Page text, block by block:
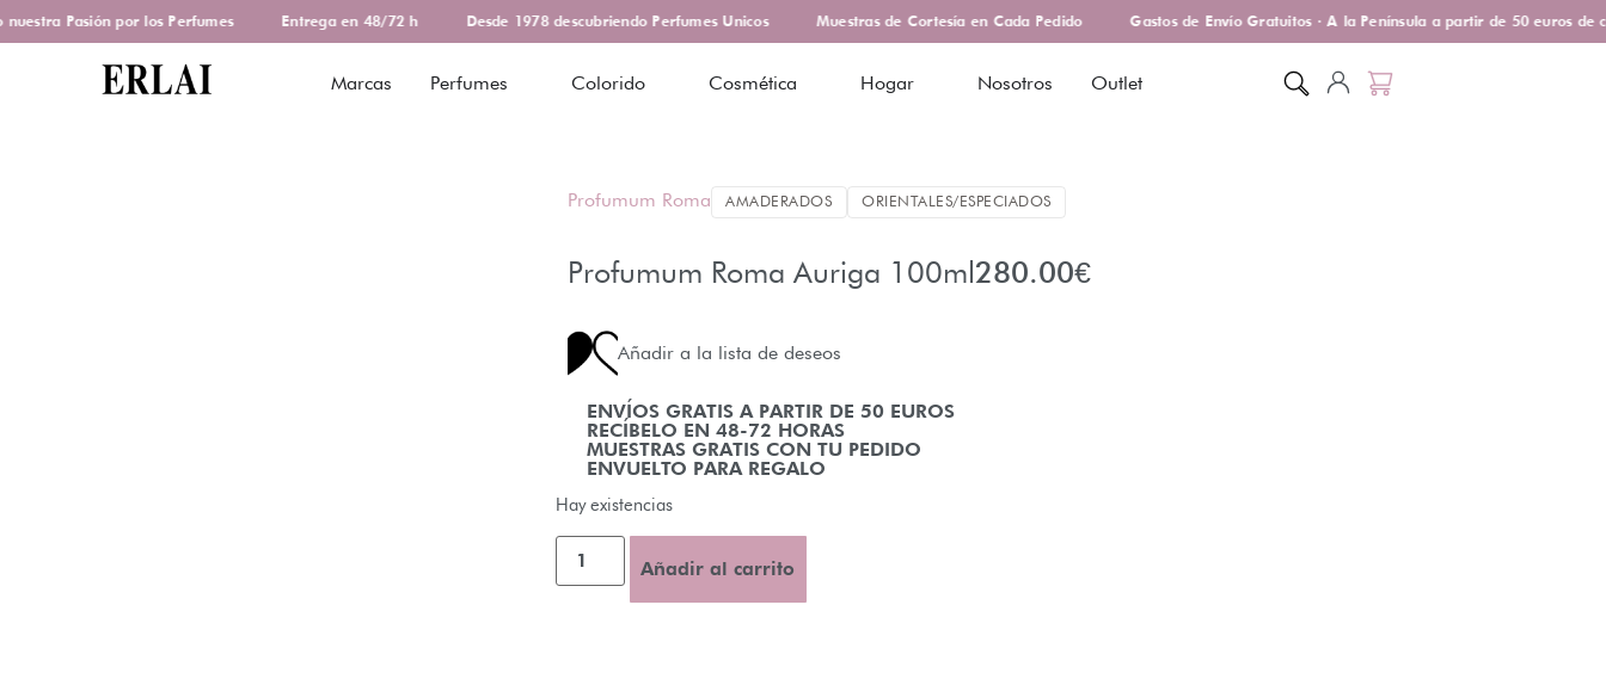
Pasión por los Perfumes Entrega en 48/72 h Desde 1978 descubriendo Perfumes Unicos Muestras de Cortesía en Cada Pedido Gastos de Envío Gratuitos · A la Península a partir de 50 euros de
Marcas Perfumes Colorido Cosmética Hogar Nosotros Outlet
Profumum Roma AMADERADOS ORIENTALES/ESPECIADOS
Profumum Roma Auriga 100ml280.00€
Añadir a la lista de deseos
ENVÍOS GRATIS A PARTIR DE 50 EUROS
RECÍBELO EN 48-72 HORAS
MUESTRAS GRATIS CON TU PEDIDO
ENVUELTO PARA REGALO
Hay existencias
Añadir al carrito